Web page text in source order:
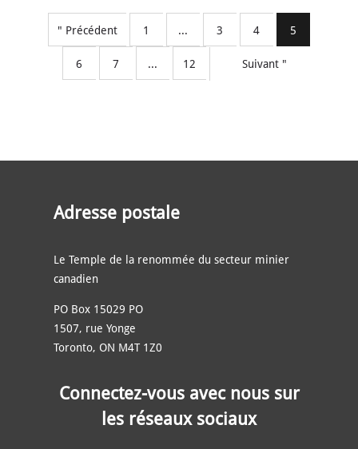
" Précédent 1 ... 3 4 5
6 7 ... 12 Suivant "
Adresse postale
Le Temple de la renommée du secteur minier
canadien
PO Box 15029 PO
1507, rue Yonge
Toronto, ON M4T 1Z0
Connectez-vous avec nous sur
les réseaux sociaux